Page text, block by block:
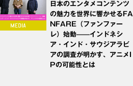
日本のエンタメコンテンツ
の魅力を世界に響かせるFA
NFARE（ファンファー
レ）始動——インドネシ
ア・インド・サウジアラビ
アの調査が明かす、アニメI
Pの可能性とは